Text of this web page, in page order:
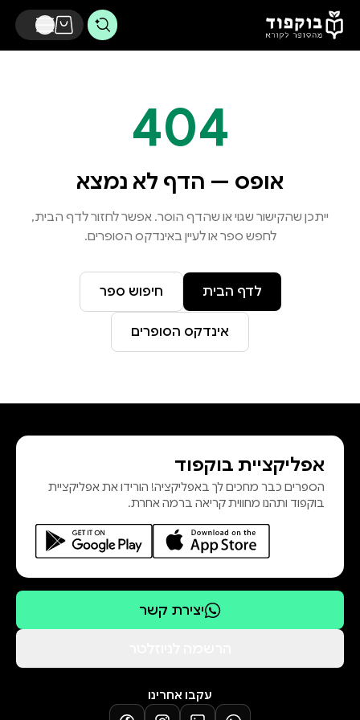
דלג לתוכן הראשי
404
אופס — הדף לא נמצא
ייתכן שהקישור שגוי או שהדף הוסר. אפשר לחזור לדף הבית,
לחפש ספר או לעיין באינדקס הסופרים.
לדף הבית חיפוש ספר
אינדקס הסופרים
אפליקציית בוקפוד
הספרים כבר מחכים לך באפליקציה! הורידו את אפליקציית
בוקפוד ותהנו מחווית קריאה ברמה אחרת.
יצירת קשר
עקבו אחרינו